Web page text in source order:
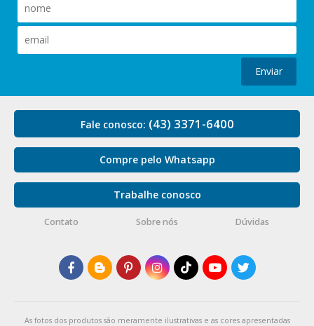
Enviar
Fale conosco: (43) 3371-6400
Compre pelo Whatsapp
Trabalhe conosco
Contato Sobre nós Dúvidas
As fotos dos produtos são meramente ilustrativas e as cores apresentadas